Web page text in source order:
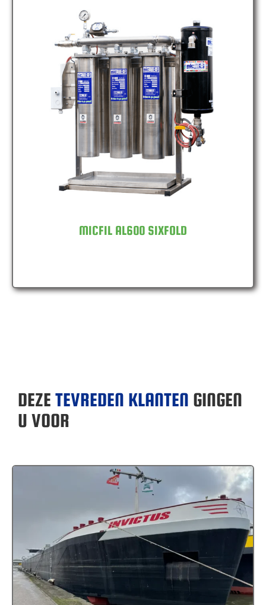
MICFIL AL600 SIXFOLD
MICFIL AL600 SIXFOLD
DEZE TEVREDEN KLANTEN GINGEN
U VOOR
MS Invictus